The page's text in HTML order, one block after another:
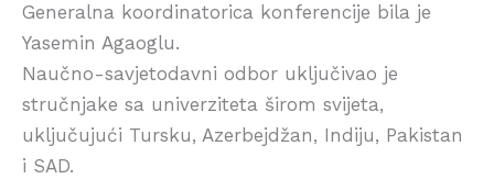
Generalna koordinatorica konferencije bila je
Yasemin Agaoglu.
Naučno-savjetodavni odbor uključivao je
stručnjake sa univerziteta širom svijeta,
uključujući Tursku, Azerbejdžan, Indiju, Pakistan
i SAD.